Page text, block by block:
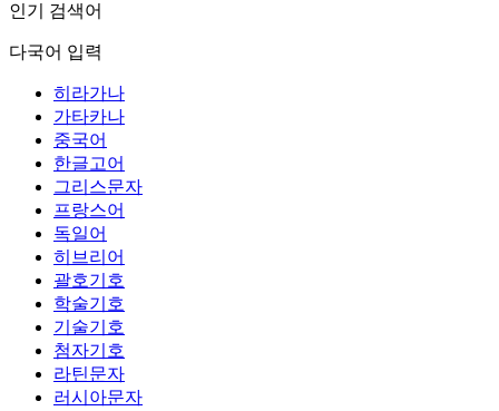
인기 검색어
다국어 입력
히라가나
가타카나
중국어
한글고어
그리스문자
프랑스어
독일어
히브리어
괄호기호
학술기호
기술기호
첨자기호
라틴문자
러시아문자